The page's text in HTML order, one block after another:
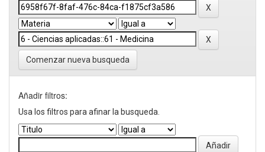
Comenzar nueva busqueda
Añadir filtros:
Usa los filtros para afinar la busqueda.